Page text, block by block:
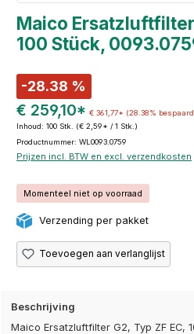
Maico Ersatzluftfilter
100 Stück,
-28.38 %
€ 259,10* € 361,77* (28.38%
Inhoud: 100 Stk. (€ 2,59* / 1 Stk.)
Productnummer: WL0093.0759
Prijzen incl. BTW en excl. verzendkosten
Momenteel niet op voorraad
Verzending per pakket
Toevoegen aan verlanglijst
Beschrijving
Maico Ersatzluftfilter G2, Typ ZF EC,